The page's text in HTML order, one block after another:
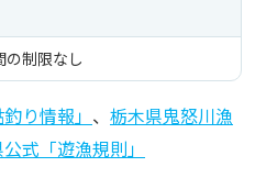
の制限なし
り情報」 、 栃木県鬼怒川漁
式「遊漁規則」